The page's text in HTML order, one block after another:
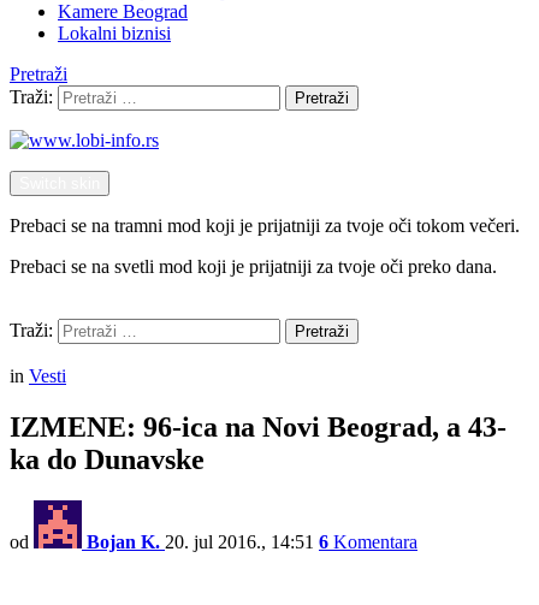
Kamere Beograd
Lokalni biznisi
Pretraži
Traži:
Pretraži
Prebaci se na tramni mod koji je prijatniji za tvoje oči tokom večeri.
Prebaci se na svetli mod koji je prijatniji za tvoje oči preko dana.
Traži:
Pretraži
in Vesti
IZMENE: 96-ica na Novi Beograd, a 43-
ka do Dunavske
od Bojan K. 20. jul 2016., 14:51 6 Komentara